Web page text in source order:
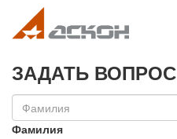
ЗАДАТЬ ВОПРОС
Фамилия